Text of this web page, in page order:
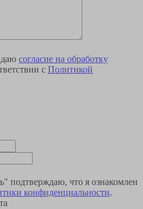
согласие на обработку
с Политикой
подтверждаю, что я ознакомлен
конфиденциальности.